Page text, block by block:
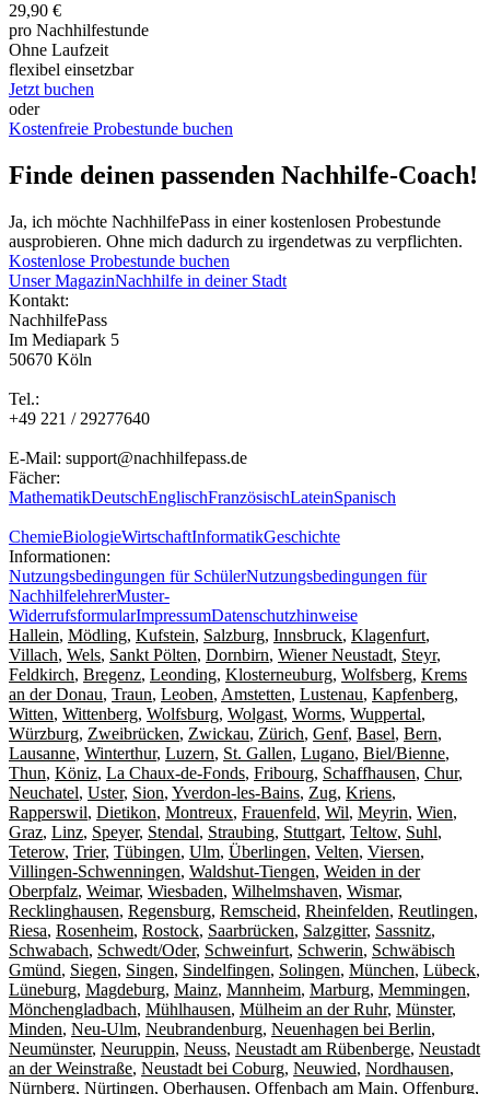
29,90 €
pro Nachhilfestunde
Ohne Laufzeit
flexibel einsetzbar
Jetzt buchen
oder
Kostenfreie Probestunde buchen
Finde deinen passenden Nachhilfe-Coach!
Ja, ich möchte NachhilfePass in einer kostenlosen Probestunde
ausprobieren. Ohne mich dadurch zu irgendetwas zu verpflichten.
Kostenlose Probestunde buchen
Unser MagazinNachhilfe in deiner Stadt
Kontakt:
NachhilfePass
Im Mediapark 5
50670 Köln
Tel.:
+49 221 / 29277640
E-Mail: support@nachhilfepass.de
Fächer:
MathematikDeutschEnglischFranzösischLateinSpanisch
ChemieBiologieWirtschaftInformatikGeschichte
Informationen:
Nutzungsbedingungen für SchülerNutzungsbedingungen für
NachhilfelehrerMuster-
WiderrufsformularImpressumDatenschutzhinweise
Hallein, Mödling, Kufstein, Salzburg, Innsbruck, Klagenfurt,
Villach, Wels, Sankt Pölten, Dornbirn, Wiener Neustadt, Steyr,
Feldkirch, Bregenz, Leonding, Klosterneuburg, Wolfsberg, Krems
an der Donau, Traun, Leoben, Amstetten, Lustenau, Kapfenberg,
Witten, Wittenberg, Wolfsburg, Wolgast, Worms, Wuppertal,
Würzburg, Zweibrücken, Zwickau, Zürich, Genf, Basel, Bern,
Lausanne, Winterthur, Luzern, St. Gallen, Lugano, Biel/Bienne,
Thun, Köniz, La Chaux-de-Fonds, Fribourg, Schaffhausen, Chur,
Neuchatel, Uster, Sion, Yverdon-les-Bains, Zug, Kriens,
Rapperswil, Dietikon, Montreux, Frauenfeld, Wil, Meyrin, Wien,
Graz, Linz, Speyer, Stendal, Straubing, Stuttgart, Teltow, Suhl,
Teterow, Trier, Tübingen, Ulm, Überlingen, Velten, Viersen,
Villingen-Schwenningen, Waldshut-Tiengen, Weiden in der
Oberpfalz, Weimar, Wiesbaden, Wilhelmshaven, Wismar,
Recklinghausen, Regensburg, Remscheid, Rheinfelden, Reutlingen,
Riesa, Rosenheim, Rostock, Saarbrücken, Salzgitter, Sassnitz,
Schwabach, Schwedt/Oder, Schweinfurt, Schwerin, Schwäbisch
Gmünd, Siegen, Singen, Sindelfingen, Solingen, München, Lübeck,
Lüneburg, Magdeburg, Mainz, Mannheim, Marburg, Memmingen,
Mönchengladbach, Mühlhausen, Mülheim an der Ruhr, Münster,
Minden, Neu-Ulm, Neubrandenburg, Neuenhagen bei Berlin,
Neumünster, Neuruppin, Neuss, Neustadt am Rübenberge, Neustadt
an der Weinstraße, Neustadt bei Coburg, Neuwied, Nordhausen,
Nürnberg, Nürtingen, Oberhausen, Offenbach am Main, Offenburg,